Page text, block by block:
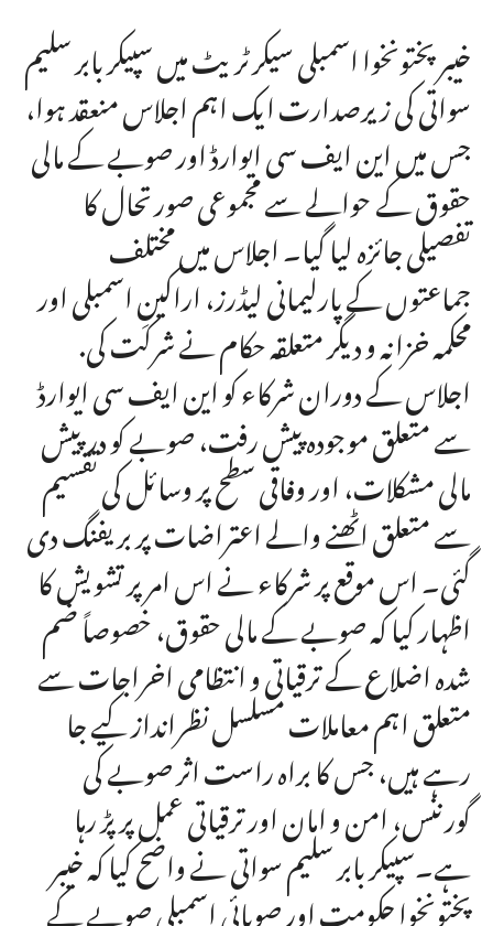
خیبر پختونخوا اسمبلی سیکرٹریٹ میں سپیکر بابر سلیم
سواتی کی زیرصدارت ایک اہم اجلاس منعقد ہوا،
جس میں این ایف سی ایوارڈ اور صوبے کے مالی
حقوق کے حوالے سے مجموعی صورتحال کا
تفصیلی جائزہ لیا گیا۔ اجلاس میں مختلف
جماعتوں کے پارلیمانی لیڈرز، اراکینِ اسمبلی اور
محکمہ خزانہ و دیگر متعلقہ حکام نے شرکت کی.
اجلاس کے دوران شرکاء کو این ایف سی ایوارڈ
سے متعلق موجودہ پیش رفت، صوبے کو درپیش
مالی مشکلات، اور وفاقی سطح پر وسائل کی تقسیم
سے متعلق اٹھنے والے اعتراضات پر بریفنگ دی
گئی۔ اس موقع پر شرکاء نے اس امر پر تشویش کا
اظہار کیا کہ صوبے کے مالی حقوق، خصوصاً ضم
شدہ اضلاع کے ترقیاتی و انتظامی اخراجات سے
متعلق اہم معاملات مسلسل نظرانداز کیے جا
رہے ہیں، جس کا براہ راست اثر صوبے کی
گورننس، امن و امان اور ترقیاتی عمل پر پڑ رہا
ہے۔سپیکر بابر سلیم سواتی نے واضح کیا کہ خیبر
پختونخوا حکومت اور صوبائی اسمبلی صوبے کے